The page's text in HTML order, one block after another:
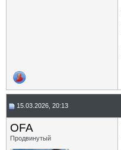
15.03.2026, 20:13
OFA
Продвинутый